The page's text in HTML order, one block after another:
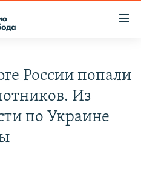
России попали
Из
по Украине